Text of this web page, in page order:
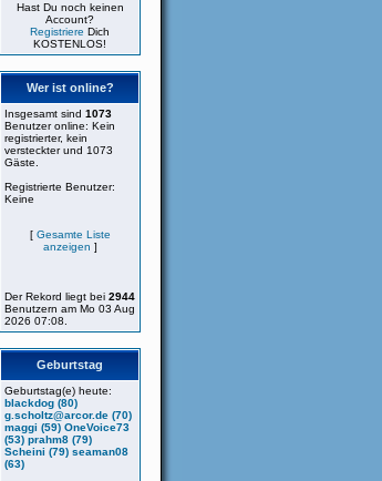
Hast Du noch keinen
Account?
Registriere Dich
KOSTENLOS!
Wer ist online?
Insgesamt sind 1073
Benutzer online: Kein
registrierter, kein
versteckter und 1073
Gäste.
Registrierte Benutzer:
Keine
[ Gesamte Liste
anzeigen ]
Der Rekord liegt bei 2944
Benutzern am Mo 03 Aug
2026 07:08.
Geburtstag
Geburtstag(e) heute:
blackdog (80)
g.scholtz@arcor.de (70)
maggi (59) OneVoice73
(53) prahm8 (79)
Scheini (79) seaman08
(63)